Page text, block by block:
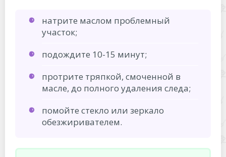
натрите маслом проблемный
участок;
подождите 10-15 минут;
протрите тряпкой, смоченной в
масле, до полного удаления следа;
помойте стекло или зеркало
обезжиривателем.